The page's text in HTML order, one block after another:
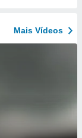
Mais Vídeos